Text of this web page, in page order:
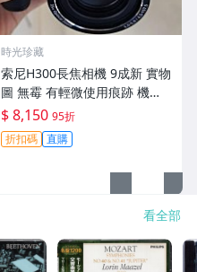
時光珍藏
索尼H300長焦相機 9成新 實物
圖 無霉 有輕微使用痕跡 機身
鏡頭原裝 無拆修無翻新-3430
$ 8,150 95折
折扣碼 直購
看全部